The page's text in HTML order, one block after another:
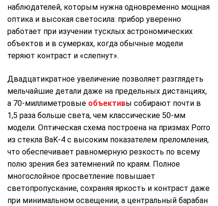
наблюдателей, которым нужна одновременно мощная
оптика и высокая светосила: прибор уверенно
работает при изучении тусклых астрономических
объектов и в сумерках, когда обычные модели
теряют контраст и «слепнут».
Двадцатикратное увеличение позволяет разглядеть
мельчайшие детали даже на предельных дистанциях,
а 70-миллиметровые объективы собирают почти в
1,5 раза больше света, чем классические 50-мм
модели. Оптическая схема построена на призмах Porro
из стекла BaK‑4 с высоким показателем преломления,
что обеспечивает равномерную резкость по всему
полю зрения без затемнений по краям. Полное
многослойное просветление повышает
светопропускание, сохраняя яркость и контраст даже
при минимальном освещении, а центральный барабан